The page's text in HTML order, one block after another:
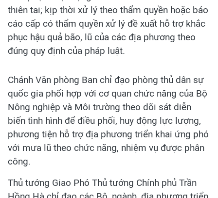
thiên tai; kịp thời xử lý theo thẩm quyền hoặc báo
cáo cấp có thẩm quyền xử lý đề xuất hỗ trợ khắc
phục hậu quả bão, lũ của các địa phương theo
đúng quy định của pháp luật.
Chánh Văn phòng Ban chỉ đạo phòng thủ dân sự
quốc gia phối hợp với cơ quan chức năng của Bộ
Nông nghiệp và Môi trường theo dõi sát diễn
biến tình hình để điều phối, huy động lực lượng,
phương tiện hỗ trợ địa phương triển khai ứng phó
với mưa lũ theo chức năng, nhiệm vụ được phân
công.
Thủ tướng Giao Phó Thủ tướng Chính phủ Trần